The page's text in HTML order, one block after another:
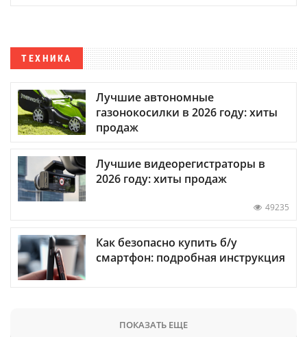
ТЕХНИКА
Лучшие автономные
газонокосилки в 2026 году: хиты
продаж
Лучшие видеорегистраторы в
2026 году: хиты продаж
49235
Как безопасно купить б/у
смартфон: подробная инструкция
ПОКАЗАТЬ ЕЩЕ